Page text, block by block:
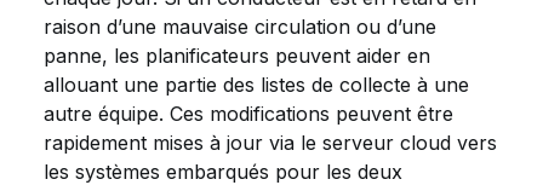
raison d’une mauvaise circulation ou d’une
panne, les planificateurs peuvent aider en
allouant une partie des listes de collecte à une
autre équipe. Ces modifications peuvent être
rapidement mises à jour via le serveur cloud vers
les systèmes embarqués pour les deux